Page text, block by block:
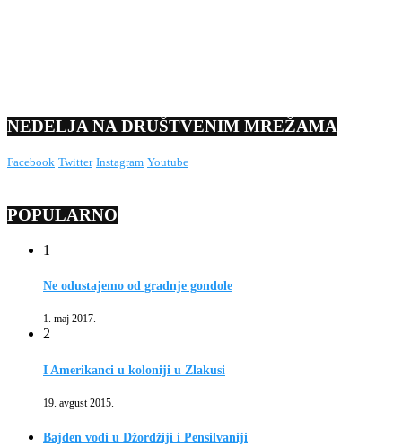
NEDELJA NA DRUŠTVENIM MREŽAMA
Facebook Twitter Instagram Youtube
POPULARNO
1
Ne odustajemo od gradnje gondole
1. maj 2017.
2
I Amerikanci u koloniji u Zlakusi
19. avgust 2015.
Bajden vodi u Džordžiji i Pensilvaniji